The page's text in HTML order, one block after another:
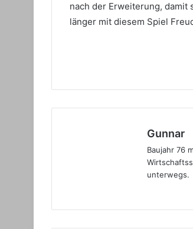
nach der Erweiterung, damit
länger mit diesem Spiel
Gunnar
Baujahr 76
unterwegs.